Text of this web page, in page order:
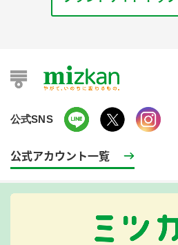
公式SNS
公式アカウント一覧